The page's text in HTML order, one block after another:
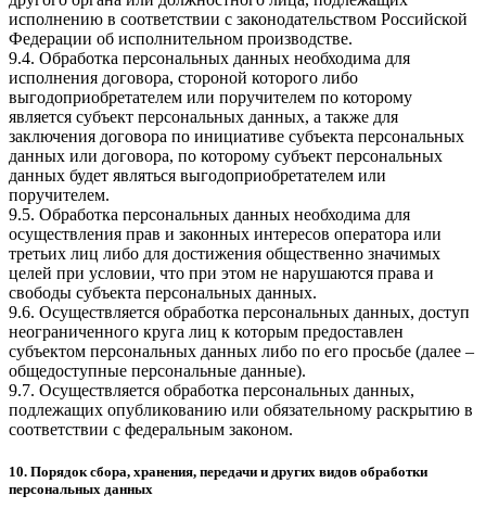
исполнению в соответствии с законодательством Российской
Федерации об исполнительном производстве.
9.4. Обработка персональных данных необходима для
исполнения договора, стороной которого либо
выгодоприобретателем или поручителем по которому
является субъект персональных данных, а также для
заключения договора по инициативе субъекта персональных
данных или договора, по которому субъект персональных
данных будет являться выгодоприобретателем или
поручителем.
9.5. Обработка персональных данных необходима для
осуществления прав и законных интересов оператора или
третьих лиц либо для достижения общественно значимых
целей при условии, что при этом не нарушаются права и
свободы субъекта персональных данных.
9.6. Осуществляется обработка персональных данных, доступ
неограниченного круга лиц к которым предоставлен
субъектом персональных данных либо по его просьбе (далее –
общедоступные персональные данные).
9.7. Осуществляется обработка персональных данных,
подлежащих опубликованию или обязательному раскрытию в
соответствии с федеральным законом.
10. Порядок сбора, хранения, передачи и других видов обработки
персональных данных